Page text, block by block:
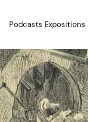
Podcasts Expositions